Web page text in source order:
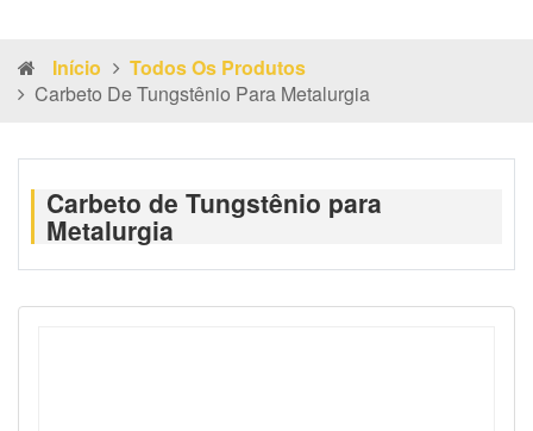
Início
Todos Os Produtos
Carbeto De Tungstênio Para Metalurgia
Carbeto de Tungstênio para
Metalurgia